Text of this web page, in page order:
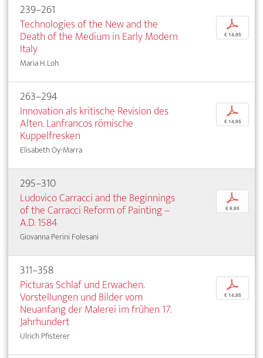
239–261
Technologies of the New and the
Death of the Medium in Early Modern
Italy
Maria H. Loh
p
€ 14,95
263–294
Innovation als kritische Revision des
Alten. Lanfrancos römische
Kuppelfresken
Elisabeth Oy-Marra
p
€ 14,95
295–310
Ludovico Carracci and the Beginnings
of the Carracci Reform of Painting –
A.D. 1584
Giovanna Perini Folesani
p
€ 9,95
311–358
Picturas Schlaf und Erwachen.
Vorstellungen und Bilder vom
Neuanfang der Malerei im frühen 17.
Jahrhundert
Ulrich Pfisterer
p
€ 14,95